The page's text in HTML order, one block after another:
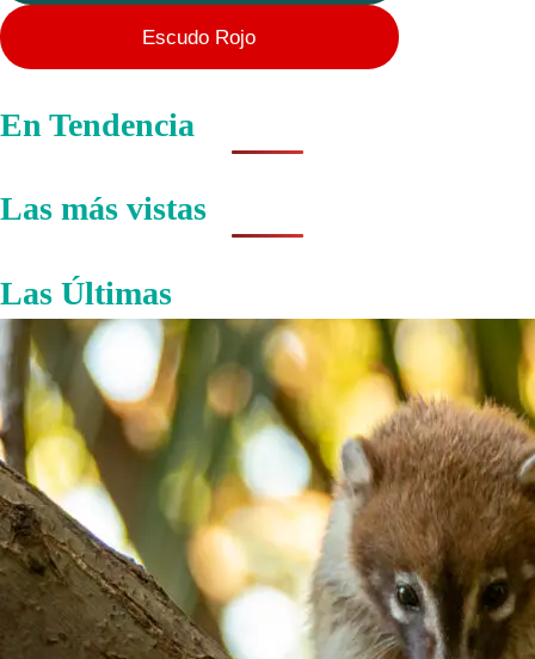
Escudo Rojo
En Tendencia
Las más vistas
Las Últimas